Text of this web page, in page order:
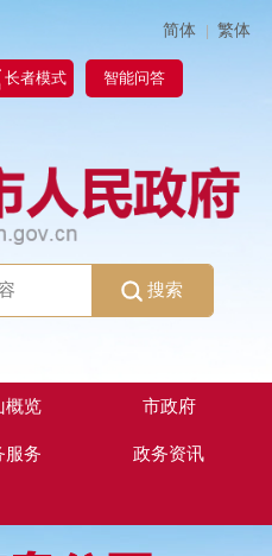
简体 | 繁体
长者模式 智能问答
搜索
概览 市政府
服务 政务资讯